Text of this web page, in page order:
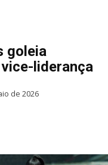
goleia
liderança
de 2026